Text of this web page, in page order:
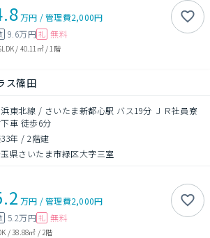
万円 /管理費2,000円
9.6万円 礼 無料
/ 40.11㎡/ 1階
ス篠田
東北線 / さいたま新都心駅 バス19分 ＪＲ社員寮
車 徒歩6分
年 /2階建
県さいたま市緑区大字三室
万円 /管理費2,000円
5.2万円 礼 無料
/38.88㎡ / 2階